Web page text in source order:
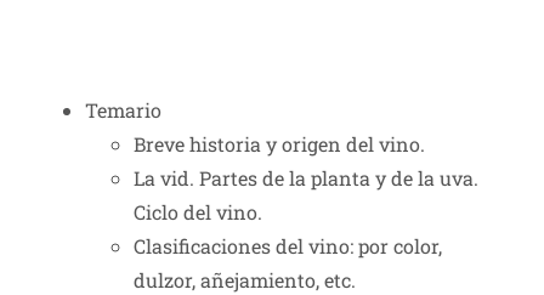
Temario
Breve historia y origen del vino.
La vid. Partes de la planta y de la uva.
Ciclo del vino.
Clasificaciones del vino: por color,
dulzor, añejamiento, etc.